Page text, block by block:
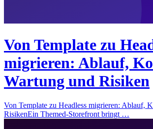
Von Template zu
migrieren: Ablauf,
Wartung und Risiken
Von Template zu Headless migrieren: Ablauf,
RisikenEin Themed-Storefront bringt …